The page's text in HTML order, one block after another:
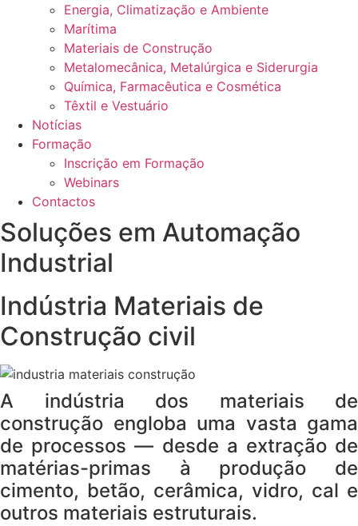
Energia, Climatização e Ambiente
Marítima
Materiais de Construção
Metalomecânica, Metalúrgica e Siderurgia
Química, Farmacêutica e Cosmética
Têxtil e Vestuário
Notícias
Formação
Inscrição em Formação
Webinars
Contactos
Soluções em Automação
Industrial
Indústria Materiais de
Construção civil
A indústria dos materiais de
construção engloba uma vasta gama
de processos — desde a extração de
matérias-primas à produção de
cimento, betão, cerâmica, vidro, cal e
outros materiais estruturais.